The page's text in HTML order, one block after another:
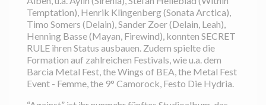
Temptation), Henrik Klingenberg (Sonata Arctica),
Timo Somers (Delain), Sander Zoer (Delain, Leah),
Henning Basse (Mayan, Firewind), konnten SECRET
RULE ihren Status ausbauen. Zudem spielte die
Formation auf zahlreichen Festivals, wie u.a. dem
Barcia Metal Fest, the Wings of BEA, the Metal Fest
Event - Femme, the 9° Camorock, Festo Die Hydria.